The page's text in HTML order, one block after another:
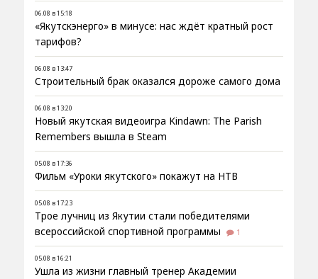
06.08 в 15:18
«Якутскэнерго» в минусе: нас ждёт кратный рост
тарифов?
06.08 в 13:47
Строительный брак оказался дороже самого дома
06.08 в 13:20
Новый якутская видеоигра Kindawn: The Parish
Remembers вышла в Steam
05.08 в 17:36
Фильм «Уроки якутского» покажут на НТВ
05.08 в 17:23
Трое лучниц из Якутии стали победителями
всероссийской спортивной программы
1
05.08 в 16:21
Ушла из жизни главный тренер Академии